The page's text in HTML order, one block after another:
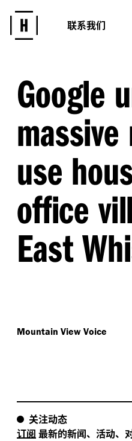
联系我们
Google
massive
use
office
East
Mountain View Voice
关注动态
订阅 最新的新闻、活动、